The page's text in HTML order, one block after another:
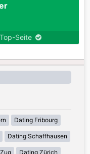
Top-Seite
Dating Fribourg
Dating Schaffhausen
Dating Zürich